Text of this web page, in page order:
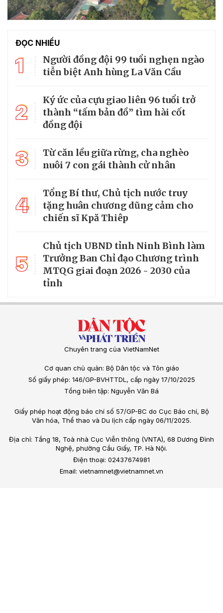
ĐỌC NHIỀU
1
Người đồng đội 99 tuổi nghẹn ngào
tiễn biệt Anh hùng La Văn Cầu
2
Ký ức của cựu giao liên 96 tuổi trở
thành “tấm bản đồ” tìm hài cốt
đồng đội
3
Từ căn lều giữa rừng, cha nghèo
nuôi 7 con gái thành cử nhân
4
Tổng Bí thư, Chủ tịch nước truy
tặng huân chương dũng cảm cho
chiến sĩ Kpă Thiêp
5
Chủ tịch UBND tỉnh Ninh Bình làm
Trưởng Ban Chỉ đạo Chương trình
MTQG giai đoạn 2026 - 2030 của
tỉnh
Chuyên trang của VietNamNet
Cơ quan chủ quản: Bộ Dân tộc và Tôn giáo
Số giấy phép: 146/GP-BVHTTDL, cấp ngày 17/10/2025
Tổng biên tập: Nguyễn Văn Bá
Giấy phép hoạt động báo chí số 57/GP-BC do Cục Báo chí, Bộ
Văn hóa, Thể thao và Du lịch cấp ngày 06/11/2025.
Địa chỉ: Tầng 18, Toà nhà Cục Viễn thông (VNTA), 68 Dương Đình
Nghệ, phường Cầu Giấy, TP. Hà Nội.
Điện thoại: 02437674981
Email: vietnamnet@vietnamnet.vn